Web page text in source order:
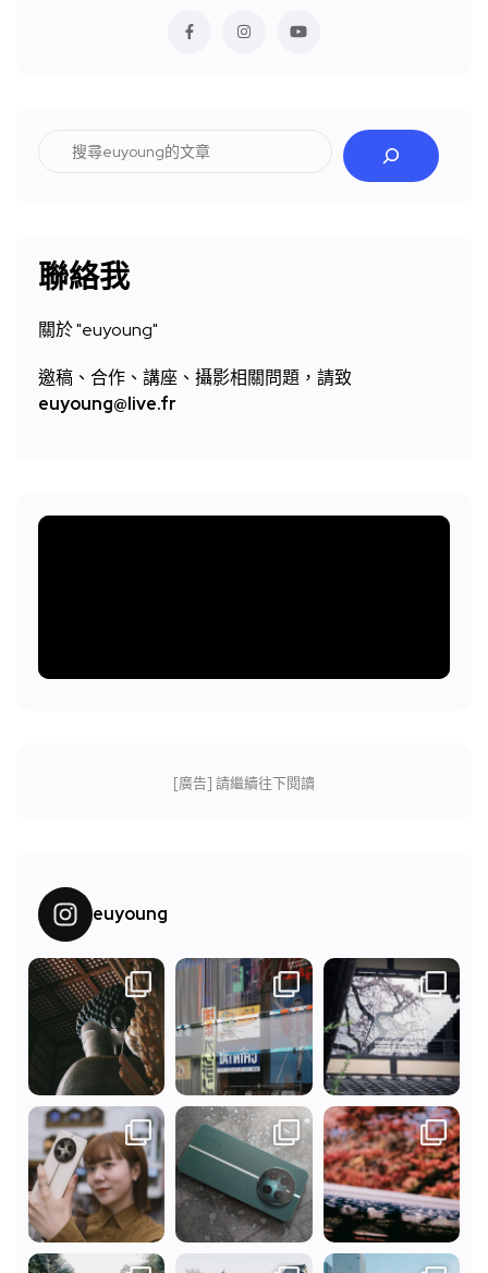
聯絡我
關於 "euyoung"
邀稿、合作、講座、攝影相關問題，請致
euyoung@live.fr
[廣告] 請繼續往下閱讀
euyoung